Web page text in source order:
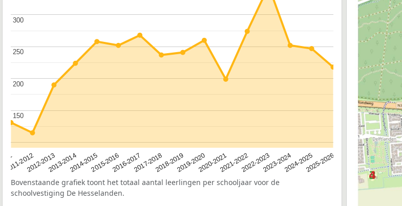
2011-20122012-20132013-20142014-20152015-20162016-20172017-20182018-20192019-20202020-20212021-20222022-20232023-20242024-20252025-2026
150
150
200
200
250
250
300
300
Bovenstaande grafiek toont het totaal aantal leerlingen per schooljaar voor de
schoolvestiging De Hesselanden.